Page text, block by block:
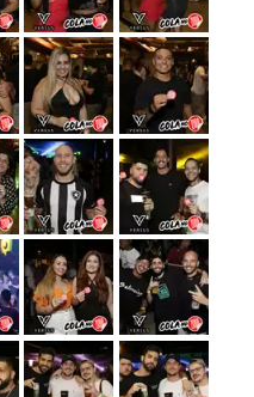
&nbsp; &nbsp;
&nbsp; &nbsp;
&nbsp; &nbsp;
&nbsp; &nbsp;